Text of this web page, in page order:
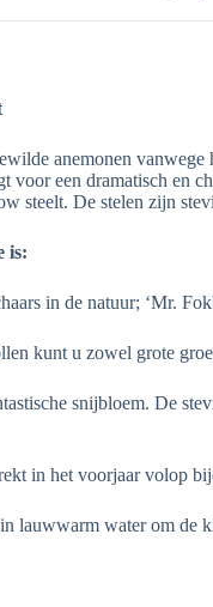
anemonen
voor een dramatisch en
steelt. De stelen zijn
is:
in de natuur; ‘Mr.
kunt u zowel grote
snijbloem. De
in het voorjaar volop
lauwwarm water om de